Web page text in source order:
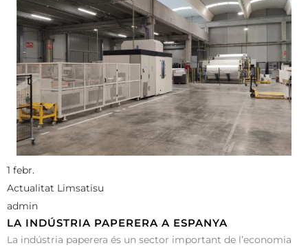
1 febr.
Actualitat Limsatisu
admin
LA INDÚSTRIA PAPERERA A ESPANYA
La indústria paperera és un sector important de l’economia